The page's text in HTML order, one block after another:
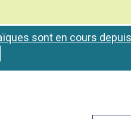
sont en cours